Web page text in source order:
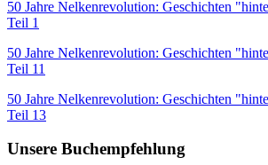
50 Jahre Nelkenrevolution: Geschichten
Teil 1
50 Jahre Nelkenrevolution: Geschichten
Teil 11
50 Jahre Nelkenrevolution: Geschichten
Teil 13
Unsere Buchempfehlung